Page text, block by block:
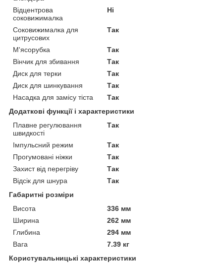
Відцентрова
соковижималка
Ні
Соковижималка для
цитрусових
Так
М'ясорубка
Так
Вінчик для збивання
Так
Диск для терки
Так
Диск для шинкування
Так
Насадка для замісу тіста
Так
Додаткові функції і характеристики
Плавне регулювання
швидкості
Так
Імпульсний режим
Так
Прогумовані ніжки
Так
Захист від перегріву
Так
Відсік для шнура
Так
Габаритні розміри
Висота
336 мм
Ширина
262 мм
Глибина
294 мм
Вага
7.39 кг
Користувальницькі характеристики